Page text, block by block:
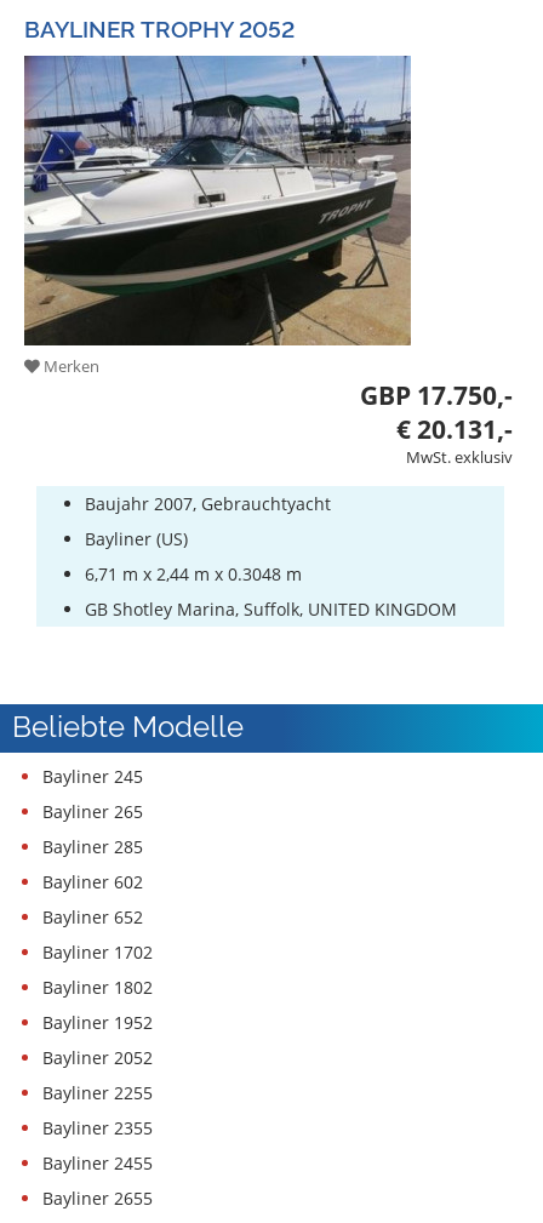
BAYLINER TROPHY 2052
Merken
GBP 17.750,-
€ 20.131,-
MwSt. exklusiv
Baujahr 2007, Gebrauchtyacht
Bayliner (US)
6,71 m x 2,44 m x 0.3048 m
GB Shotley Marina, Suffolk, UNITED KINGDOM
Beliebte Modelle
Bayliner 245
Bayliner 265
Bayliner 285
Bayliner 602
Bayliner 652
Bayliner 1702
Bayliner 1802
Bayliner 1952
Bayliner 2052
Bayliner 2255
Bayliner 2355
Bayliner 2455
Bayliner 2655